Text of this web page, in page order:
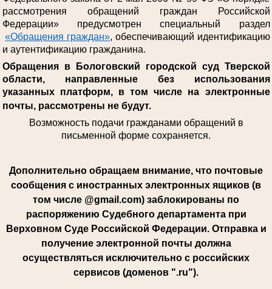
рассмотрения обращений граждан Российской
Федерации» предусмотрен специальный раздел
«Обращения граждан», обеспечивающий идентификацию
и аутентификацию гражданина.
Обращения в Бологовский городской суд Тверской
области, направленные без использования
указанных платформ, в том числе на электронные
почты, рассмотрены не будут.
Возможность подачи гражданами обращений в
письменной форме сохраняется.
Дополнительно обращаем внимание, что почтовые
сообщения с иностранных электронных ящиков (в
том числе @gmail.com) заблокированы по
распоряжению Судебного департамента при
Верховном Суде Российской Федерации. Отправка и
получение электронной почты должна
осуществляться исключительно с российских
сервисов (доменов ".ru").